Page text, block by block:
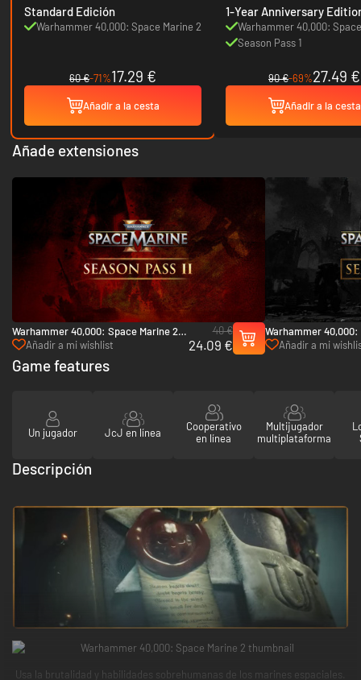
Standard Edición
Warhammer 40,000: Space Marine 2
60 €-71%17.29 €
Añadir a la cesta
1-Year Anniversary
Warhammer 40,000:
Season Pass 1
90 €-69%27.49 €
Añadir a la cesta
Añade extensiones
Warhammer 40,000: Space Marine 2 -
Season Pass 2 - PC (Steam)
Añadir a mi wishlist
40 €
24.09 €
Warhammer
Season Pass - PC
Añadir a mi
Game features
Un jugador JcJ en línea
Cooperativo
en línea
Multijugador
multiplataforma
Descripción
Usa la brutalidad y habilidades sobrehumanas de los marines espaciales.